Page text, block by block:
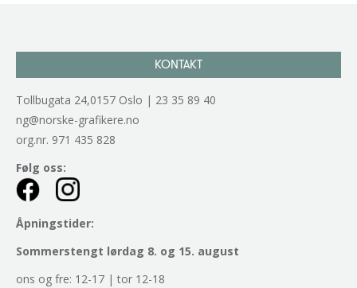
KONTAKT
Tollbugata 24,0157 Oslo | 23 35 89 40
ng@norske-grafikere.no
org.nr. 971 435 828
Følg oss:
Åpningstider:
Sommerstengt lørdag 8. og 15. august
ons og fre: 12-17 | tor 12-18